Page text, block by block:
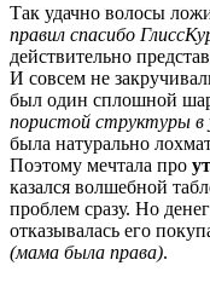
Так удачно волосы
правил спасибо
действительно
И совсем не
был один сплошной
пористой структуры в
была натурально
Поэтому мечтала про
казался волшебной
проблем сразу. Но
отказывалась его
(мама была права).